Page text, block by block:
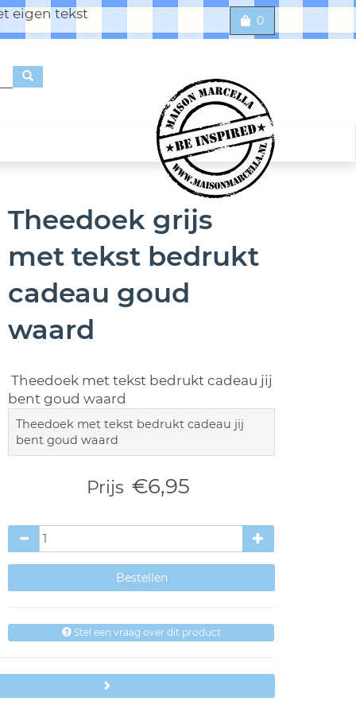
eigen tekst 0
Theedoek grijs
met tekst bedrukt
cadeau goud
waard
Theedoek met tekst bedrukt cadeau jij
bent goud waard
Theedoek met tekst bedrukt cadeau jij
bent goud waard
Prijs €6,95
Stel een vraag over dit product